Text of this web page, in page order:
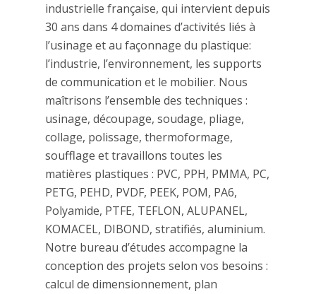
industrielle française, qui intervient depuis
30 ans dans 4 domaines d’activités liés à
l’usinage et au façonnage du plastique:
l’industrie, l’environnement, les supports
de communication et le mobilier. Nous
maîtrisons l’ensemble des techniques :
usinage, découpage, soudage, pliage,
collage, polissage, thermoformage,
soufflage et travaillons toutes les
matières plastiques : PVC, PPH, PMMA, PC,
PETG, PEHD, PVDF, PEEK, POM, PA6,
Polyamide, PTFE, TEFLON, ALUPANEL,
KOMACEL, DIBOND, stratifiés, aluminium.
Notre bureau d’études accompagne la
conception des projets selon vos besoins :
calcul de dimensionnement, plan